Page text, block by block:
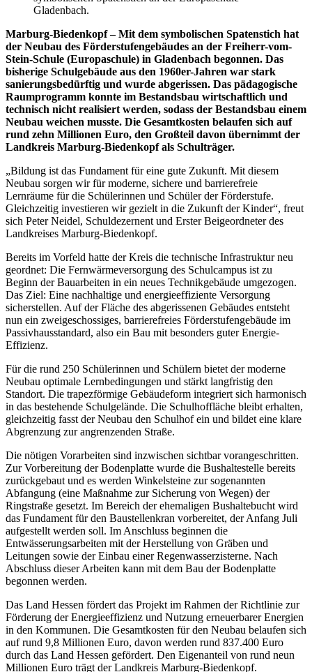
Gladenbach.
Marburg-Biedenkopf – Mit dem symbolischen Spatenstich hat
der Neubau des Förderstufengebäudes an der Freiherr-vom-
Stein-Schule (Europaschule) in Gladenbach begonnen. Das
bisherige Schulgebäude aus den 1960er-Jahren war stark
sanierungsbedürftig und wurde abgerissen. Das pädagogische
Raumprogramm konnte im Bestandsbau wirtschaftlich und
technisch nicht realisiert werden, sodass der Bestandsbau einem
Neubau weichen musste. Die Gesamtkosten belaufen sich auf
rund zehn Millionen Euro, den Großteil davon übernimmt der
Landkreis Marburg-Biedenkopf als Schulträger.
„Bildung ist das Fundament für eine gute Zukunft. Mit diesem
Neubau sorgen wir für moderne, sichere und barrierefreie
Lernräume für die Schülerinnen und Schüler der Förderstufe.
Gleichzeitig investieren wir gezielt in die Zukunft der Kinder“, freut
sich Peter Neidel, Schuldezernent und Erster Beigeordneter des
Landkreises Marburg-Biedenkopf.
Bereits im Vorfeld hatte der Kreis die technische Infrastruktur neu
geordnet: Die Fernwärmeversorgung des Schulcampus ist zu
Beginn der Bauarbeiten in ein neues Technikgebäude umgezogen.
Das Ziel: Eine nachhaltige und energieeffiziente Versorgung
sicherstellen. Auf der Fläche des abgerissenen Gebäudes entsteht
nun ein zweigeschossiges, barrierefreies Förderstufengebäude im
Passivhausstandard, also ein Bau mit besonders guter Energie-
Effizienz.
Für die rund 250 Schülerinnen und Schülern bietet der moderne
Neubau optimale Lernbedingungen und stärkt langfristig den
Standort. Die trapezförmige Gebäudeform integriert sich harmonisch
in das bestehende Schulgelände. Die Schulhoffläche bleibt erhalten,
gleichzeitig fasst der Neubau den Schulhof ein und bildet eine klare
Abgrenzung zur angrenzenden Straße.
Die nötigen Vorarbeiten sind inzwischen sichtbar vorangeschritten.
Zur Vorbereitung der Bodenplatte wurde die Bushaltestelle bereits
zurückgebaut und es werden Winkelsteine zur sogenannten
Abfangung (eine Maßnahme zur Sicherung von Wegen) der
Ringstraße gesetzt. Im Bereich der ehemaligen Bushaltebucht wird
das Fundament für den Baustellenkran vorbereitet, der Anfang Juli
aufgestellt werden soll. Im Anschluss beginnen die
Entwässerungsarbeiten mit der Herstellung von Gräben und
Leitungen sowie der Einbau einer Regenwasserzisterne. Nach
Abschluss dieser Arbeiten kann mit dem Bau der Bodenplatte
begonnen werden.
Das Land Hessen fördert das Projekt im Rahmen der Richtlinie zur
Förderung der Energieeffizienz und Nutzung erneuerbarer Energien
in den Kommunen. Die Gesamtkosten für den Neubau belaufen sich
auf rund 9,8 Millionen Euro, davon werden rund 837.400 Euro
durch das Land Hessen gefördert. Den Eigenanteil von rund neun
Millionen Euro trägt der Landkreis Marburg-Biedenkopf.